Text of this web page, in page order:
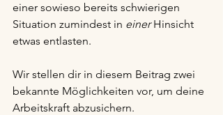
einer sowieso bereits schwierigen
Situation zumindest in einer Hinsicht
etwas entlasten.
Wir stellen dir in diesem Beitrag zwei
bekannte Möglichkeiten vor, um deine
Arbeitskraft abzusichern.